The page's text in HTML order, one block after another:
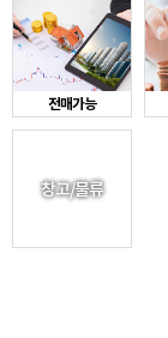
전매가능
창고/물류